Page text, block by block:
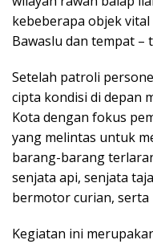
kebeberapa objek
Bawaslu dan tempat –
Setelah patroli
cipta kondisi di depan
Kota dengan fokus
yang melintas untuk
barang-barang
senjata api, senjata
bermotor curian, serta
Kegiatan ini